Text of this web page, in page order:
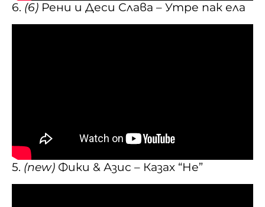
6. (6) Рени и Деси Слава – Утре пак ела
5. (new) Фики & Азис – Казах “Не”